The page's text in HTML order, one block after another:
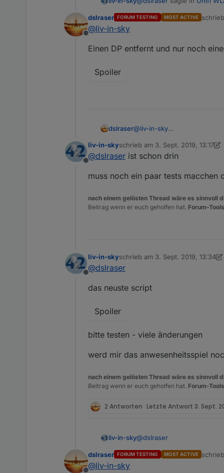
hier noch was zur
wird näher untersucht !!!
Offline
dslraser FORUM TESTING MOST ACTIVE
zuletzt
@liv-in-sky
Einen DP entfernt und nur noch
Spoiler
dslraser@liv-in-sky
mal den Wifi_an Switch
Spoiler
Offline
liv-in-skyschrieb am 3. Sept. 2019, 13:17
zuletzt editiert von liv-in-sky 9.
@dslraser ist schon drin
muss noch ein paar tests macchen
nach einem gelösten Thread wäre es
Beitrag wenn er euch geholfen hat. Forum-
Offline
liv-in-skyschrieb am 3. Sept. 2019, 13:34
zuletzt editiert von liv-in-sky9.
@dslraser
das neuste script
Spoiler
bitte testen - viele änderungen
werd mir das anwesenheitsspiel
nach einem gelösten Thread wäre es
Beitrag wenn er euch geholfen hat. Forum-
2 Antworten Letzte Antwort 3. Sept.
liv-in-sky@dslraser
das neuste script
dslraser FORUM TESTING MOST ACTIVE
zuletzt
@liv-in-sky